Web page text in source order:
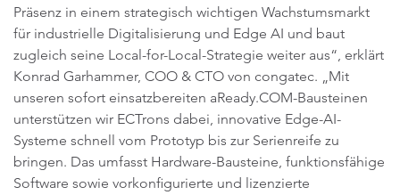
Präsenz in einem strategisch wichtigen Wachstumsmarkt
für industrielle Digitalisierung und Edge AI und baut
zugleich seine Local-for-Local-Strategie weiter aus“, erklärt
Konrad Garhammer, COO & CTO von congatec. „Mit
unseren sofort einsatzbereiten aReady.COM-Bausteinen
unterstützen wir ECTrons dabei, innovative Edge-AI-
Systeme schnell vom Prototyp bis zur Serienreife zu
bringen. Das umfasst Hardware-Bausteine, funktionsfähige
Software sowie vorkonfigurierte und lizenzierte